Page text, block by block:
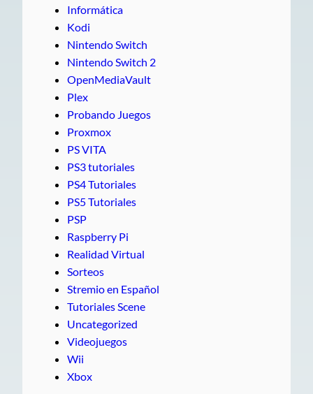
Informática
Kodi
Nintendo Switch
Nintendo Switch 2
OpenMediaVault
Plex
Probando Juegos
Proxmox
PS VITA
PS3 tutoriales
PS4 Tutoriales
PS5 Tutoriales
PSP
Raspberry Pi
Realidad Virtual
Sorteos
Stremio en Español
Tutoriales Scene
Uncategorized
Videojuegos
Wii
Xbox